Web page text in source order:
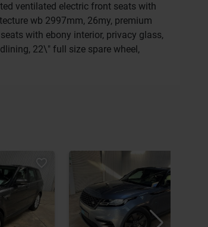
ventilated electric front seats with
wb 2997mm, 26my, premium
with ebony interior, privacy glass,
22\" full size spare wheel,